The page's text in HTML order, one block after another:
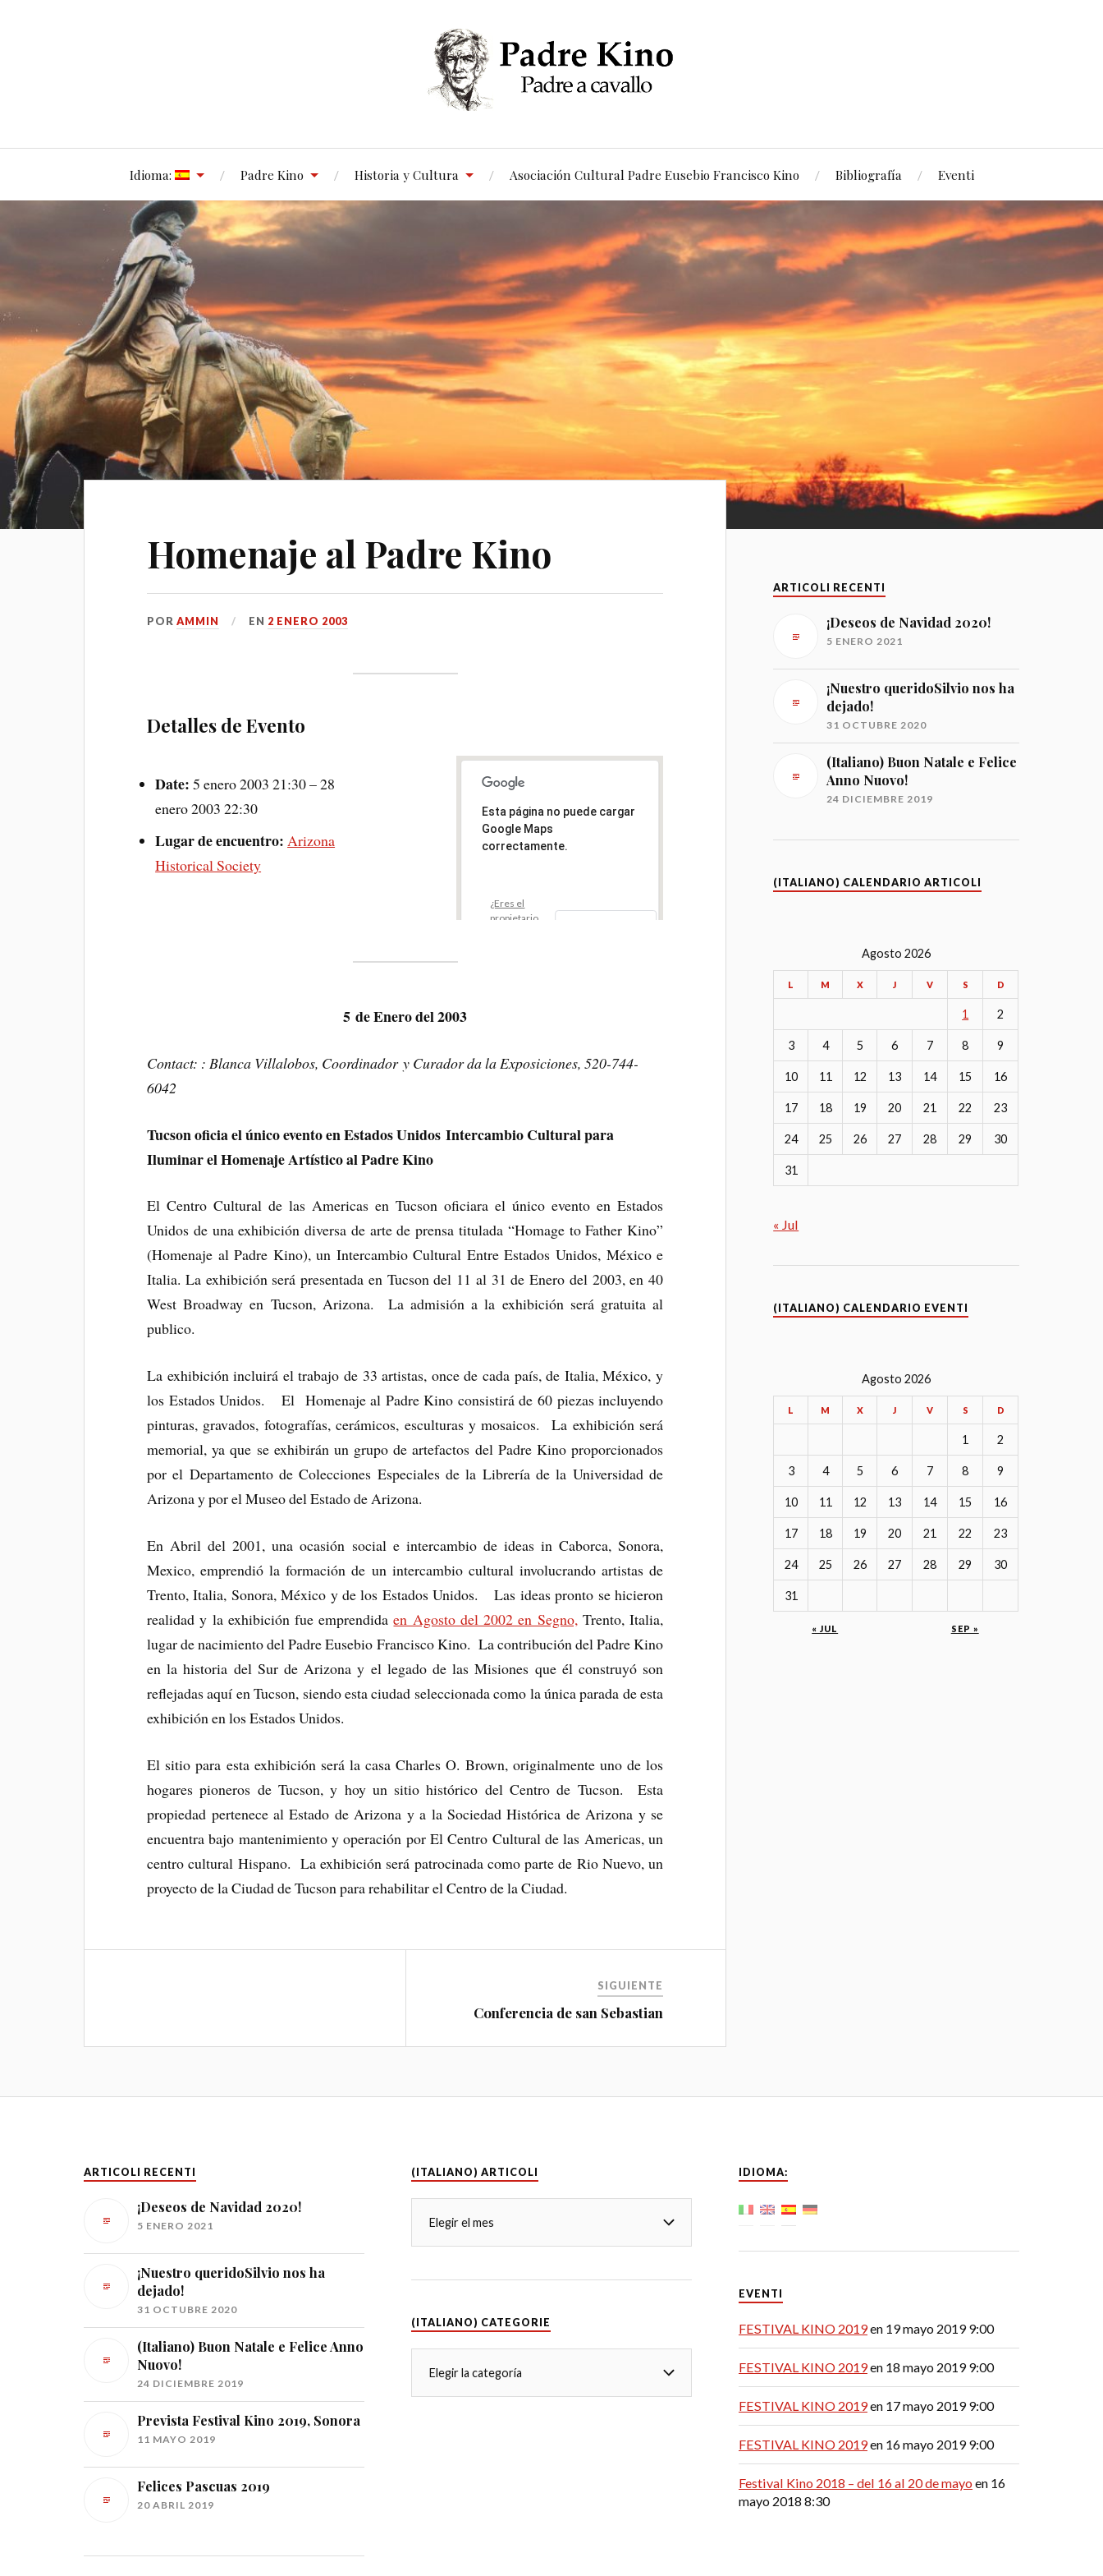
Idioma: Padre Kino Historia y Cultura Asociación Cultural Padre Eusebio Francisco Kino Bibliografía Eventi
Homenaje al Padre Kino
PORAMMIN EN 2 ENERO 2003
Detalles de Evento
Date: 5 enero 2003 21:30–28
enero 2003 22:30
Lugar de encuentro: Arizona
Historical Society
Esta página no puede cargar
Google Maps
correctamente.
¿Eres el
propietario
5 de Enero del 2003
Contact: : Blanca Villalobos, Coordinador y Curador da la Exposiciones, 520-744-
6042
Tucson oficia el único evento en Estados Unidos Intercambio Cultural para
Iluminar el Homenaje Artístico al Padre Kino
El Centro Cultural de las Americas en Tucson oficiara el único evento en Estados
Unidos de una exhibición diversa de arte de prensa titulada “Homage to Father Kino”
(Homenaje al Padre Kino), un Intercambio Cultural Entre Estados Unidos, México e
Italia. La exhibición será presentada en Tucson del 11 al 31 de Enero del 2003, en 40
West Broadway en Tucson, Arizona. La admisión a la exhibición será gratuita al
publico.
La exhibición incluirá el trabajo de 33 artistas, once de cada país, de Italia, México, y
los Estados Unidos. El Homenaje al Padre Kino consistirá de 60 piezas incluyendo
pinturas, gravados, fotografías, cerámicos, esculturas y mosaicos. La exhibición será
memorial, ya que se exhibirán un grupo de artefactos del Padre Kino proporcionados
por el Departamento de Colecciones Especiales de la Librería de la Universidad de
Arizona y por el Museo del Estado de Arizona.
En Abril del 2001, una ocasión social e intercambio de ideas in Caborca, Sonora,
Mexico, emprendió la formación de un intercambio cultural involucrando artistas de
Trento, Italia, Sonora, México y de los Estados Unidos. Las ideas pronto se hicieron
realidad y la exhibición fue emprendidaen Agosto del 2002 en Segno,Trento, Italia,
lugar de nacimiento del Padre Eusebio Francisco Kino. La contribución del Padre Kino
en la historia del Sur de Arizona y el legado de las Misiones que él construyó son
reflejadas aquí en Tucson, siendo esta ciudad seleccionada como la única parada de esta
exhibición en los Estados Unidos.
El sitio para esta exhibición será la casa Charles O. Brown, originalmente uno de los
hogares pioneros de Tucson, y hoy un sitio histórico del Centro de Tucson. Esta
propiedad pertenece al Estado de Arizona y a la Sociedad Histórica de Arizona y se
encuentra bajo mantenimiento y operación por El Centro Cultural de las Americas, un
centro cultural Hispano. La exhibición será patrocinada como parte de Rio Nuevo, un
proyecto de la Ciudad de Tucson para rehabilitar el Centro de la Ciudad.
SIGUIENTE
Conferencia de san Sebastian
ARTICOLI RECENTI
¡Deseos de Navidad 2020!
5 ENERO 2021
¡Nuestro queridoSilvio nos ha
dejado!
31 OCTUBRE 2020
(Italiano) Buon Natale e Felice
Anno Nuovo!
24 DICIEMBRE 2019
(ITALIANO) CALENDARIO ARTICOLI
Agosto 2026
L M X J V S D
1 2
3 4 5 6 7 8 9
10 11 12 13 14 15 16
17 18 19 20 21 22 23
24 25 26 27 28 29 30
31
« Jul
(ITALIANO) CALENDARIO EVENTI
Agosto 2026
L M X J V S D
1 2
3 4 5 6 7 8 9
10 11 12 13 14 15 16
17 18 19 20 21 22 23
24 25 26 27 28 29 30
31
« JUL SEP »
ARTICOLI RECENTI
¡Deseos de Navidad 2020!
5 ENERO 2021
¡Nuestro queridoSilvio nos ha
dejado!
31 OCTUBRE 2020
(Italiano) Buon Natale e Felice Anno
Nuovo!
24 DICIEMBRE 2019
Prevista Festival Kino 2019, Sonora
11 MAYO 2019
Felices Pascuas 2019
20 ABRIL 2019
(ITALIANO) ARTICOLI
(ITALIANO) CATEGORIE
IDIOMA:
EVENTI
FESTIVAL KINO 2019en 19 mayo 2019 9:00
FESTIVAL KINO 2019en 18 mayo 2019 9:00
FESTIVAL KINO 2019en 17 mayo 2019 9:00
FESTIVAL KINO 2019en 16 mayo 2019 9:00
Festival Kino 2018 – del 16 al 20 de mayo en 16
mayo 2018 8:30